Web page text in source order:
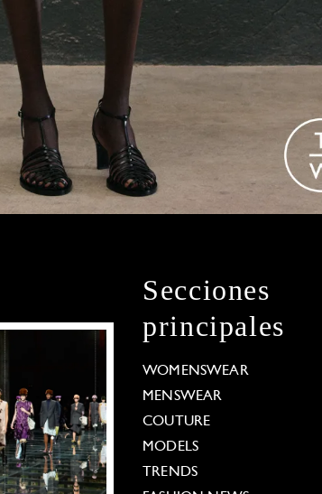
Secciones
principales
WOMENSWEAR
MENSWEAR
COUTURE
MODELS
TRENDS